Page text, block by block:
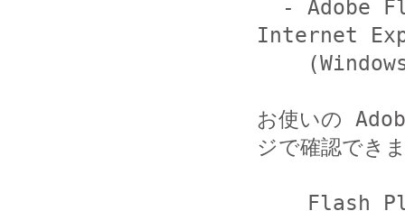
Internet
お使いの
ジで確認でき